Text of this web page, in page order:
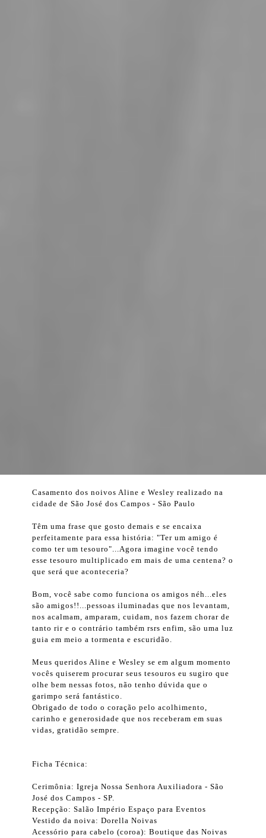
Casamento dos noivos Aline e Wesley realizado na
cidade de São José dos Campos - São Paulo
Têm uma frase que gosto demais e se encaixa
perfeitamente para essa história: "Ter um amigo é
como ter um tesouro"...Agora imagine você tendo
esse tesouro multiplicado em mais de uma centena? o
que será que aconteceria?
Bom, você sabe como funciona os amigos néh...eles
são amigos!!...pessoas iluminadas que nos levantam,
nos acalmam, amparam, cuidam, nos fazem chorar de
tanto rir e o contrário também rsrs enfim, são uma luz
guia em meio a tormenta e escuridão.
Meus queridos Aline e Wesley se em algum momento
vocês quiserem procurar seus tesouros eu sugiro que
olhe bem nessas fotos, não tenho dúvida que o
garimpo será fantástico.
Obrigado de todo o coração pelo acolhimento,
carinho e generosidade que nos receberam em suas
vidas, gratidão sempre.
Ficha Técnica:
Cerimônia: Igreja Nossa Senhora Auxiliadora - São
José dos Campos - SP.
Recepção: Salão Império Espaço para Eventos
Vestido da noiva: Dorella Noivas
Acessório para cabelo (coroa): Boutique das Noivas